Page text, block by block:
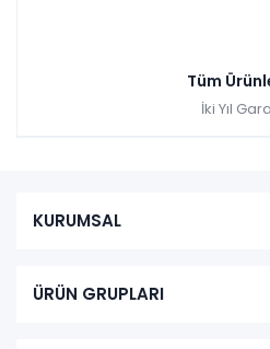
Tüm
İki Yıl
KURUMSAL
ÜRÜN GRUPLARI